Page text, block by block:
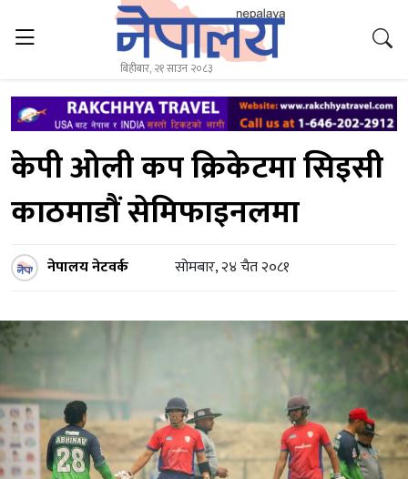
बिहीबार, २१ साउन २०८३
केपी ओली कप क्रिकेटमा सिइसी
काठमाडाैं सेमिफाइनलमा
नेपालय नेटवर्क सोमबार, २४ चैत २०८१